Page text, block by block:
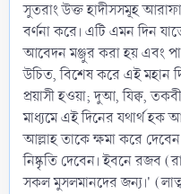
সুতরাং উক্ত হাদীসসমূহ
বর্ণনা করে। এটি এমন দিন
আবেদন মঞ্জুর করা হয় এবং
উচিত, বিশেষ করে এই মহান
প্রয়াসী হওয়া; দুআ, যিক্ব,
মাধ্যমে এই দিনের যথার্থ হক
আল্লাহ তাকে ক্ষমা করে
নিষ্কৃতি দেবেন। ইবনে রজব
সকল মুসলমানদের জন্য।'